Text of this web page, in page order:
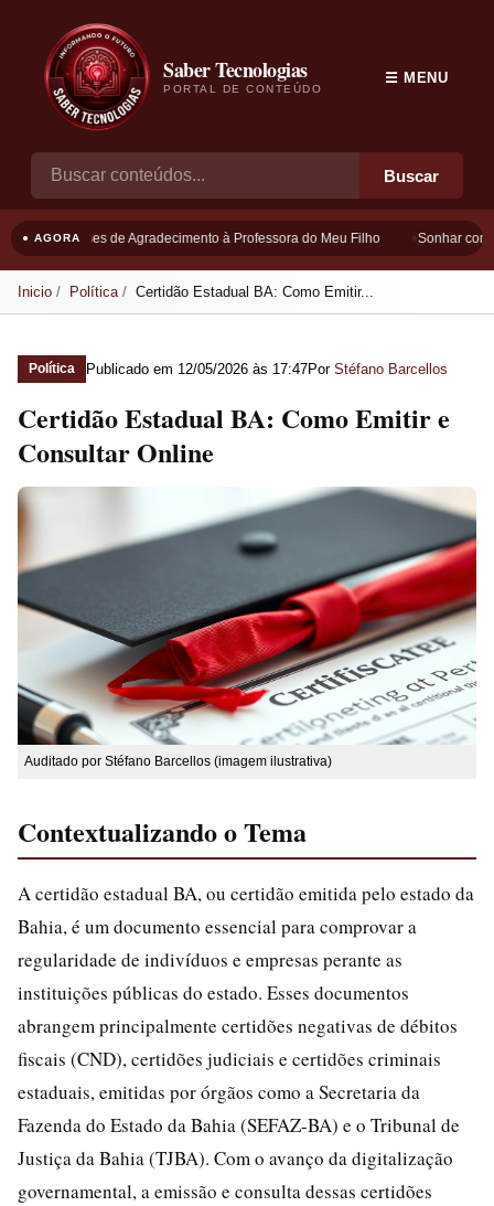
Saber Tecnologias
PORTAL DE CONTEÚDO
Buscar
☰ MENU
● AGORAFrases de Agradecimento à Professora do Meu Filho Sonhar com
Inicio Política Certidão Estadual BA: Como Emitir...
Política Publicado em 12/05/2026 às 17:47Por Stéfano Barcellos
Certidão Estadual BA: Como Emitir e
Consultar Online
Auditado por Stéfano Barcellos (imagem ilustrativa)
Contextualizando o Tema
A certidão estadual BA, ou certidão emitida pelo estado da
Bahia, é um documento essencial para comprovar a
regularidade de indivíduos e empresas perante as
instituições públicas do estado. Esses documentos
abrangem principalmente certidões negativas de débitos
fiscais (CND), certidões judiciais e certidões criminais
estaduais, emitidas por órgãos como a Secretaria da
Fazenda do Estado da Bahia (SEFAZ-BA) e o Tribunal de
Justiça da Bahia (TJBA). Com o avanço da digitalização
governamental, a emissão e consulta dessas certidões